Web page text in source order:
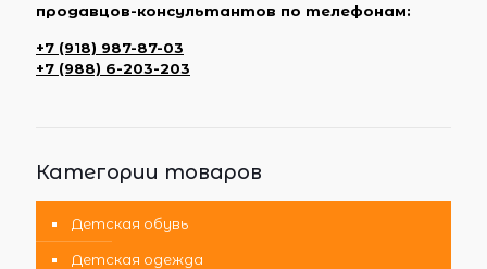
продавцов-консультантов по телефонам:
+7 (918) 987-87-03
+7 (988) 6-203-203
Категории товаров
Детская обувь
Детская одежда